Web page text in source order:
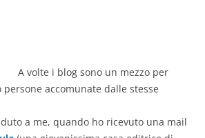
A volte i blog sono un mezzo per
accomunate dalle stesse
a me, quando ho ricevuto una mail